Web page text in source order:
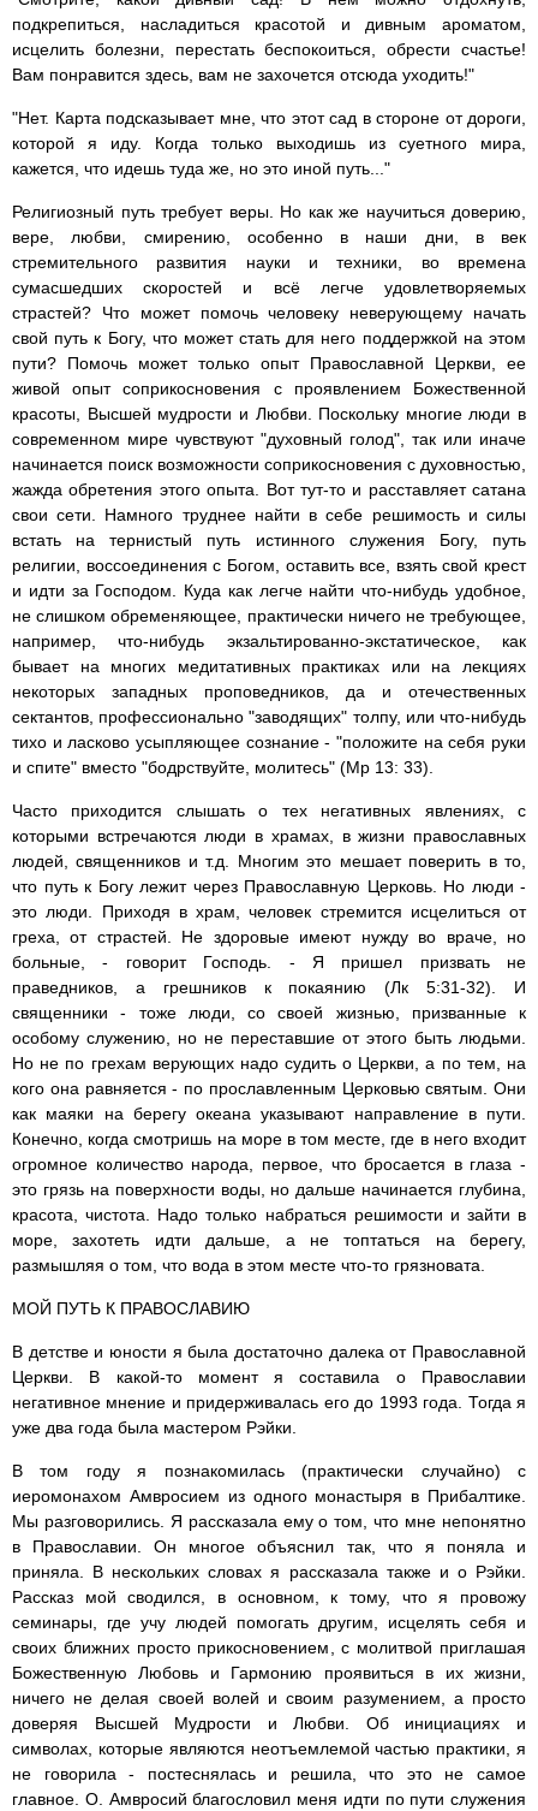
подкрепиться, насладиться красотой и дивным ароматом,
исцелить болезни, перестать беспокоиться, обрести счастье!
Вам понравится здесь, вам не захочется отсюда уходить!"
"Нет. Карта подсказывает мне, что этот сад в стороне от дороги,
которой я иду. Когда только выходишь из суетного мира,
кажется, что идешь туда же, но это иной путь..."
Религиозный путь требует веры. Но как же научиться доверию,
вере, любви, смирению, особенно в наши дни, в век
стремительного развития науки и техники, во времена
сумасшедших скоростей и всё легче удовлетворяемых
страстей? Что может помочь человеку неверующему начать
свой путь к Богу, что может стать для него поддержкой на этом
пути? Помочь может только опыт Православной Церкви, ее
живой опыт соприкосновения с проявлением Божественной
красоты, Высшей мудрости и Любви. Поскольку многие люди в
современном мире чувствуют "духовный голод", так или иначе
начинается поиск возможности соприкосновения с духовностью,
жажда обретения этого опыта. Вот тут-то и расставляет сатана
свои сети. Намного труднее найти в себе решимость и силы
встать на тернистый путь истинного служения Богу, путь
религии, воссоединения с Богом, оставить все, взять свой крест
и идти за Господом. Куда как легче найти что-нибудь удобное,
не слишком обременяющее, практически ничего не требующее,
например, что-нибудь экзальтированно-экстатическое, как
бывает на многих медитативных практиках или на лекциях
некоторых западных проповедников, да и отечественных
сектантов, профессионально "заводящих" толпу, или что-нибудь
тихо и ласково усыпляющее сознание - "положите на себя руки
и спите" вместо "бодрствуйте, молитесь" (Мр 13: 33).
Часто приходится слышать о тех негативных явлениях, с
которыми встречаются люди в храмах, в жизни православных
людей, священников и т.д. Многим это мешает поверить в то,
что путь к Богу лежит через Православную Церковь. Но люди -
это люди. Приходя в храм, человек стремится исцелиться от
греха, от страстей. Не здоровые имеют нужду во враче, но
больные, - говорит Господь. - Я пришел призвать не
праведников, а грешников к покаянию (Лк 5:31-32). И
священники - тоже люди, со своей жизнью, призванные к
особому служению, но не переставшие от этого быть людьми.
Но не по грехам верующих надо судить о Церкви, а по тем, на
кого она равняется - по прославленным Церковью святым. Они
как маяки на берегу океана указывают направление в пути.
Конечно, когда смотришь на море в том месте, где в него входит
огромное количество народа, первое, что бросается в глаза -
это грязь на поверхности воды, но дальше начинается глубина,
красота, чистота. Надо только набраться решимости и зайти в
море, захотеть идти дальше, а не топтаться на берегу,
размышляя о том, что вода в этом месте что-то грязновата.
МОЙ ПУТЬ К ПРАВОСЛАВИЮ
В детстве и юности я была достаточно далека от Православной
Церкви. В какой-то момент я составила о Православии
негативное мнение и придерживалась его до 1993 года. Тогда я
уже два года была мастером Рэйки.
В том году я познакомилась (практически случайно) с
иеромонахом Амвросием из одного монастыря в Прибалтике.
Мы разговорились. Я рассказала ему о том, что мне непонятно
в Православии. Он многое объяснил так, что я поняла и
приняла. В нескольких словах я рассказала также и о Рэйки.
Рассказ мой сводился, в основном, к тому, что я провожу
семинары, где учу людей помогать другим, исцелять себя и
своих ближних просто прикосновением, с молитвой приглашая
Божественную Любовь и Гармонию проявиться в их жизни,
ничего не делая своей волей и своим разумением, а просто
доверяя Высшей Мудрости и Любви. Об инициациях и
символах, которые являются неотъемлемой частью практики, я
не говорила - постеснялась и решила, что это не самое
главное. О. Амвросий благословил меня идти по пути служения